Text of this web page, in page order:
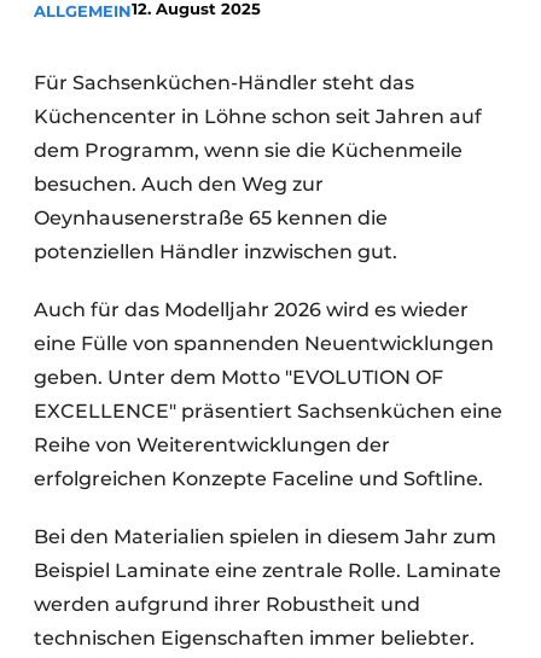
Datenschutz / Cookie-Erklärung
Offene Stellen
Arbeitsblätter
Möbelbeschläge und Schränke
ALLGEMEIN12. August 2025
Für Sachsenküchen-Händler steht das
Küchencenter in Löhne schon seit Jahren auf
dem Programm, wenn sie die Küchenmeile
besuchen. Auch den Weg zur
Oeynhausenerstraße 65 kennen die
potenziellen Händler inzwischen gut.
Auch für das Modelljahr 2026 wird es wieder
eine Fülle von spannenden Neuentwicklungen
geben. Unter dem Motto "EVOLUTION OF
EXCELLENCE" präsentiert Sachsenküchen eine
Reihe von Weiterentwicklungen der
erfolgreichen Konzepte Faceline und Softline.
Bei den Materialien spielen in diesem Jahr zum
Beispiel Laminate eine zentrale Rolle. Laminate
werden aufgrund ihrer Robustheit und
technischen Eigenschaften immer beliebter.